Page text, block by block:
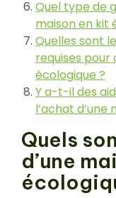
Quel type de
maison en kit
Quelles sont
requises pour
écologique ?
Y a-t-il des
l’achat d’une
Quels
d’une